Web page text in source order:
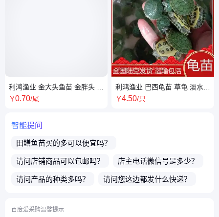
利鸿渔业 金大头鱼苗 金胖头 金
花鲢鱼苗 鳙鱼全国包活发货 成
￥0.70/尾
利鸿渔业 巴西龟苗 草龟 淡水养
殖 龟类养殖场 全国包活发货
￥4.50/只
智能提问
田鳝鱼苗买的多可以便宜吗？
请问店铺商品可以包邮吗？ 店主电话微信号是多少？
请问产品的种类多吗？ 请问您这边都发什么快递？
百度爱采购温馨提示